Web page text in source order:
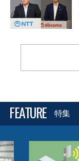
FEATURE 特集